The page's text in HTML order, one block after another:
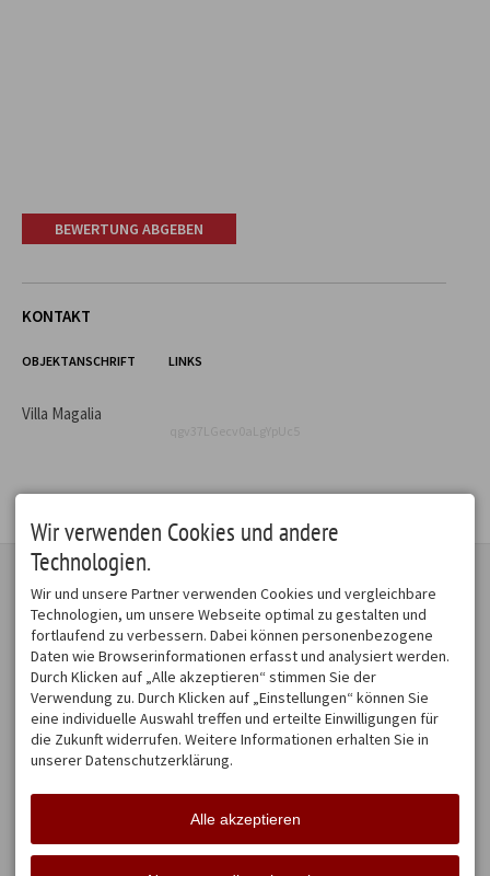
BEWERTUNG ABGEBEN
KONTAKT
OBJEKTANSCHRIFT
Villa Magalia
LINKS
KONTAKT
ALRIVA Team GmbH
Ludwigstr. 7
87561 Oberstdorf
DEUTSCHLAND
info@alriva.de
Ferienwohnungen:
N6
Der LANDHOF
STUDIO im Loft
LOFT - Kino, Kultur, Event
Die Pferdereha
DER DIREKTE DRAHT
Ferienwohnungen: ‭+49 171
E-Mail N6
FACEBOOK
Aktuelles
N6
Der LANDHOF
Wir verwenden Cookies und andere
Technologien.
Wir und unsere Partner verwenden Cookies und vergleichbare
Technologien, um unsere Webseite optimal zu gestalten und
fortlaufend zu verbessern. Dabei können personenbezogene
Daten wie Browserinformationen erfasst und analysiert werden.
Durch Klicken auf „Alle akzeptieren“ stimmen Sie der
Verwendung zu. Durch Klicken auf „Einstellungen“ können Sie
eine individuelle Auswahl treffen und erteilte Einwilligungen für
die Zukunft widerrufen. Weitere Informationen erhalten Sie in
unserer Datenschutzerklärung.
Alle akzeptieren